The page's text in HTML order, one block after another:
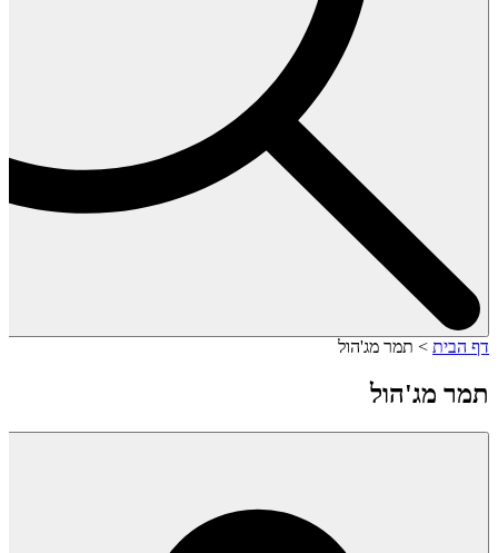
דף הבית > תמר מג'הול
תמר מג'הול